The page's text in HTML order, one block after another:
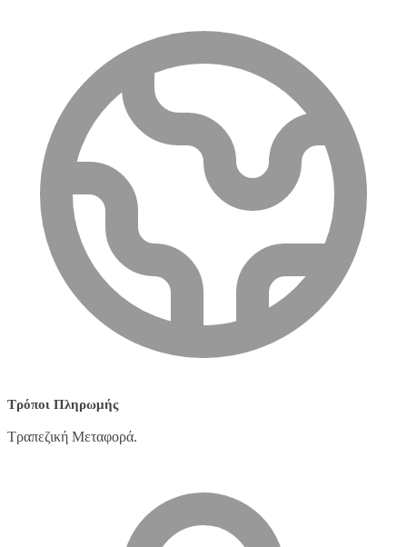
Τρόποι Πληρωμής
Τραπεζική Μεταφορά.